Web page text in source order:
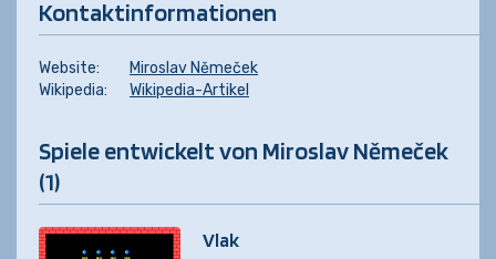
Kontaktinformationen
Website:
Miroslav Němeček
Wikipedia:
Wikipedia-Artikel
Spiele entwickelt von Miroslav Němeček
(1)
Vlak